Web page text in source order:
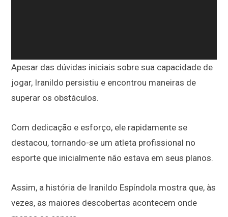
Apesar das dúvidas iniciais sobre sua capacidade de
jogar, Iranildo persistiu e encontrou maneiras de
superar os obstáculos.
Com dedicação e esforço, ele rapidamente se
destacou, tornando-se um atleta profissional no
esporte que inicialmente não estava em seus planos.
Assim, a história de Iranildo Espíndola mostra que, às
vezes, as maiores descobertas acontecem onde